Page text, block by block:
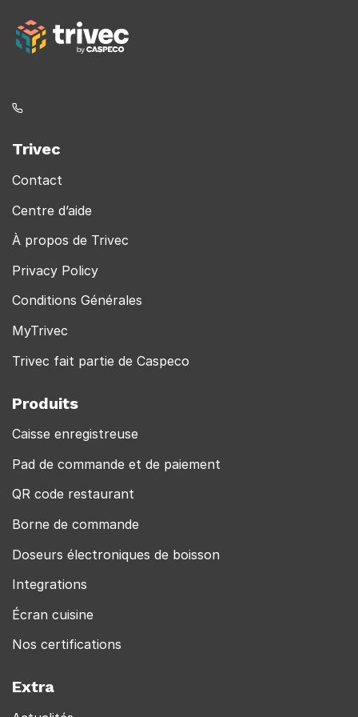
Trivec
Contact
Centre d’aide
À propos de Trivec
Privacy Policy
Conditions Générales
MyTrivec
Trivec fait partie de Caspeco
Produits
Caisse enregistreuse
Pad de commande et de paiement
QR code restaurant
Borne de commande
Doseurs électroniques de boisson
Integrations
Écran cuisine
Nos certifications
Extra